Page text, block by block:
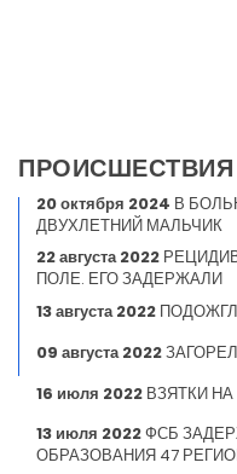
ПРОИСШЕСТВИЯ
20 октября 2024 В
ДВУХЛЕТНИЙ МАЛЬЧИК
22 августа 2022
ПОЛЕ. ЕГО ЗАДЕРЖАЛИ
13 августа 2022
09 августа 2022
16 июля 2022 ВЗЯТКИ
13 июля 2022ФСБ
ОБРАЗОВАНИЯ 47